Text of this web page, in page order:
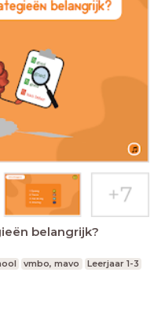
belangrijk?
vmbo, mavo Leerjaar 1-3